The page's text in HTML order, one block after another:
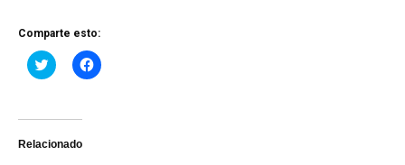
Comparte esto:
Haz
clic
Twitter
abre
Haz
clic
Relacionado